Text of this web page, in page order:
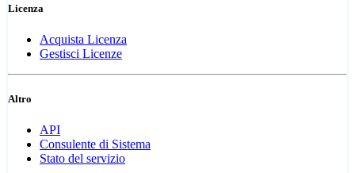
Licenza
Acquista Licenza
Gestisci Licenze
Altro
API
Consulente di Sistema
Stato del servizio